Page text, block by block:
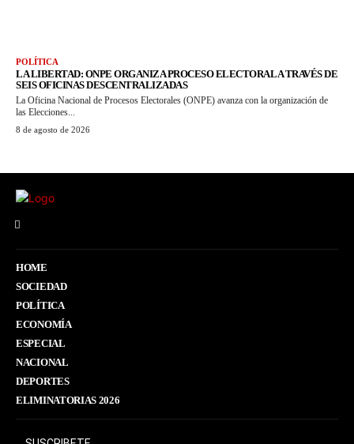
POLÍTICA
LA LIBERTAD: ONPE ORGANIZA PROCESO ELECTORAL A TRAVÉS DE
SEIS OFICINAS DESCENTRALIZADAS
La Oficina Nacional de Procesos Electorales (ONPE) avanza con la organización de
las Elecciones...
8 de agosto de 2026
HOME
SOCIEDAD
POLÍTICA
ECONOMÍA
ESPECIAL
NACIONAL
DEPORTES
ELIMINATORIAS 2026